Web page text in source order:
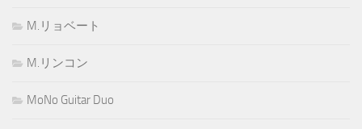
M.リョベート
M.リンコン
MoNo Guitar Duo